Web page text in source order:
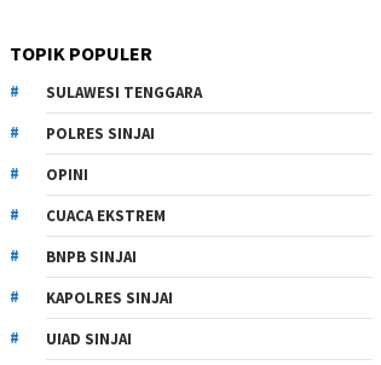
TOPIK POPULER
SULAWESI TENGGARA
POLRES SINJAI
OPINI
CUACA EKSTREM
BNPB SINJAI
KAPOLRES SINJAI
UIAD SINJAI